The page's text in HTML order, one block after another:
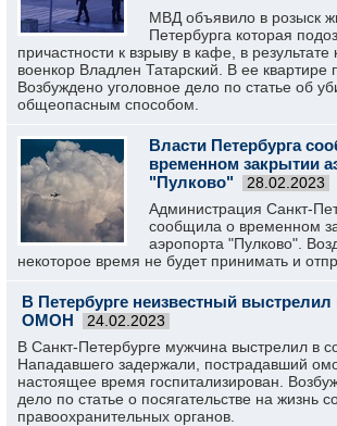
МВД объявило в розыск
Петербурга которая
причастности к взрыву в кафе, в результате
военкор Владлен Татарский. В ее квартире
Возбуждено уголовное дело по статье об
общеопасным способом.
Власти Петербурга
временном закрытии
"Пулково"
28.02.2023
Администрация Санкт-
сообщила о временном
аэропорта "Пулково".
некоторое время не будет принимать и
В Петербурге неизвестный выстрелил
ОМОН
24.02.2023
В Санкт-Петербурге мужчина выстрелил в
Нападавшего задержали, пострадавший
настоящее время госпитализирован.
дело по статье о посягательстве на жизнь
правоохранительных органов.